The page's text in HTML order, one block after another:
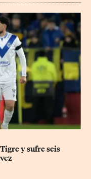
y sufre seis